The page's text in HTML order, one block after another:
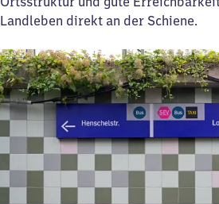
Landleben direkt an der Schiene.